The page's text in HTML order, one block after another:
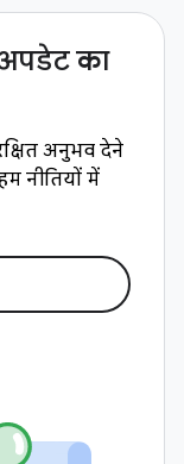
का
अनुभव देने
नीतियों में